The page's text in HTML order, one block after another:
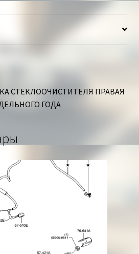
СТЕКЛООЧИСТИТЕЛЯ ПРАВАЯ
ГОДА